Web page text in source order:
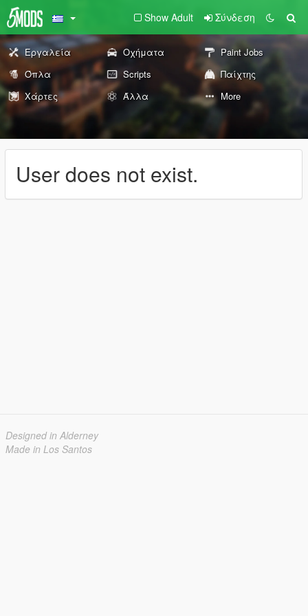
Show Adult Σύνδεση
Εργαλεία Οχήματα
Paint Jobs
Όπλα
Scripts
Παίχτης
Χάρτες
Άλλα More
User does not exist.
Designed in Alderney
Made in Los Santos